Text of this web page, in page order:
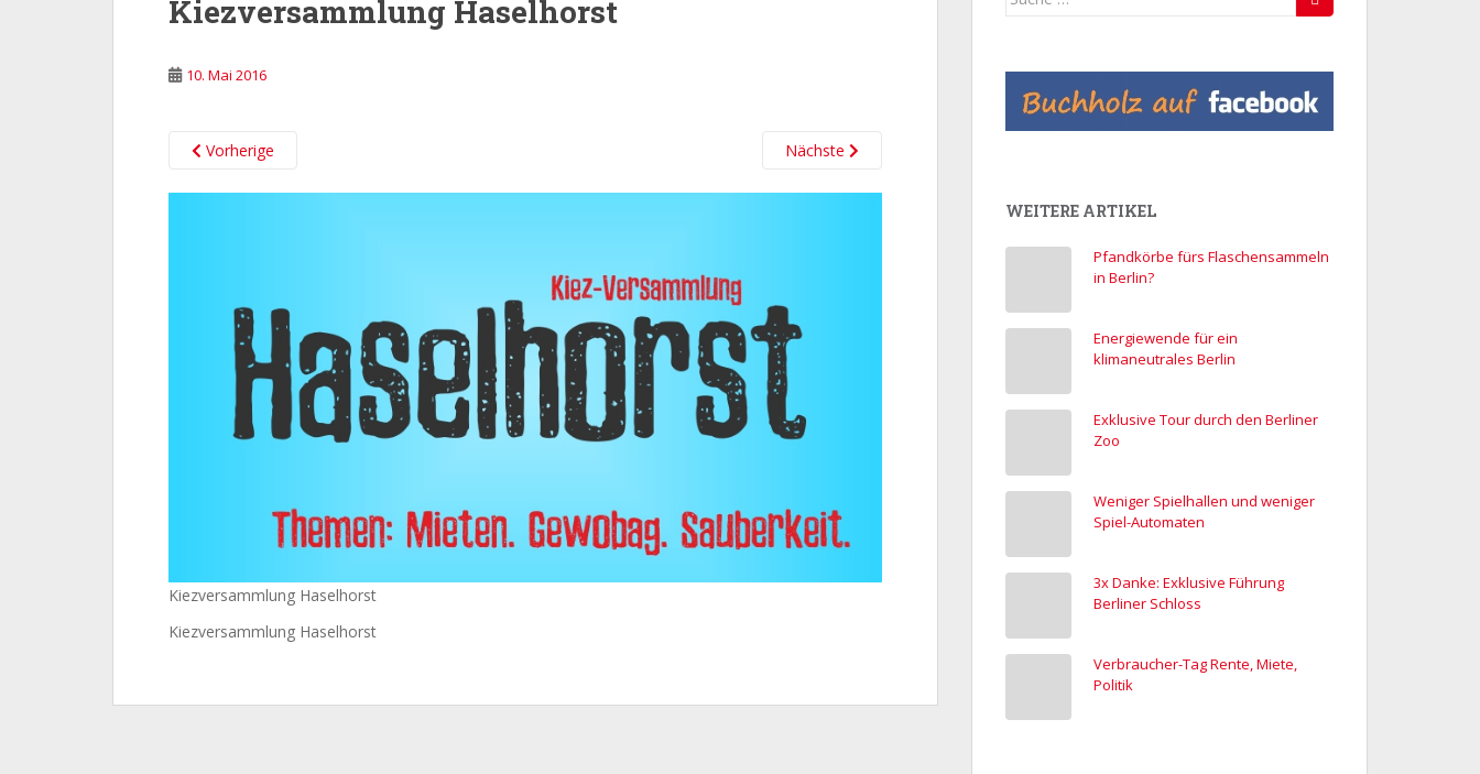
Kiezversammlung Haselhorst
10. Mai 2016
Vorherige Nächste
Kiezversammlung Haselhorst
Kiezversammlung Haselhorst
WEITERE ARTIKEL
Pfandkörbe fürs Flaschensammeln
in Berlin?
Energiewende für ein
klimaneutrales Berlin
Exklusive Tour durch den Berliner
Zoo
Weniger Spielhallen und weniger
Spiel-Automaten
3x Danke: Exklusive Führung
Berliner Schloss
Verbraucher-Tag Rente, Miete,
Politik